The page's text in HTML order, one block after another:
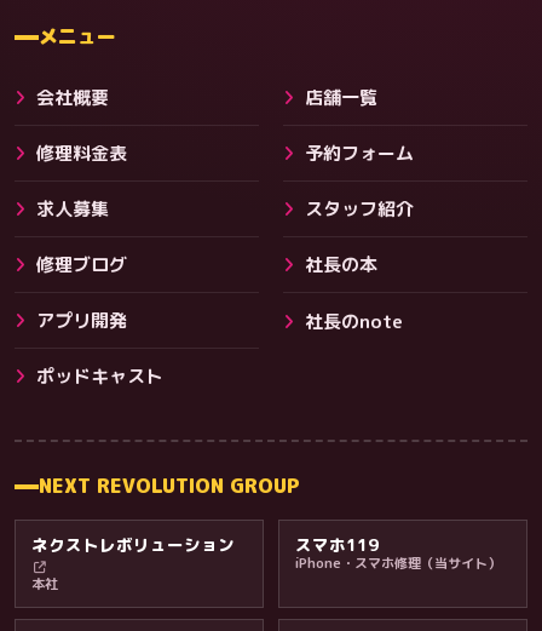
その他サービス
料金
メニュー
会社概要 店舗一覧
修理料金表 予約フォーム
求人募集 スタッフ紹介
修理ブログ 社長の本
アプリ開発 社長のnote
ポッドキャスト
NEXT REVOLUTION GROUP
ネクストレボリューション
本社
スマホ119
iPhone・スマホ修理（当サイト）